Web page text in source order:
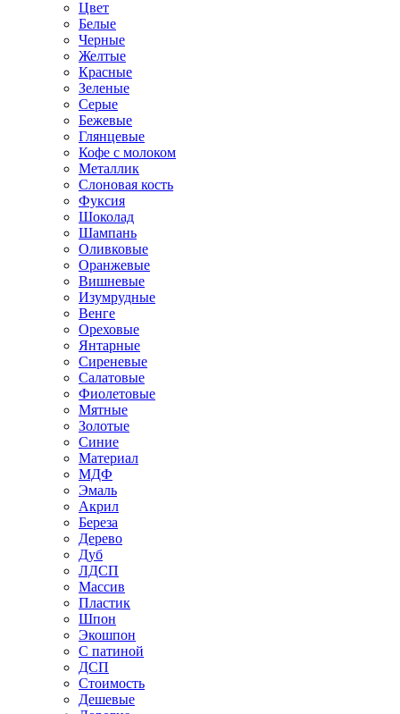
Цвет
Белые
Черные
Желтые
Красные
Зеленые
Серые
Бежевые
Глянцевые
Кофе с молоком
Металлик
Слоновая кость
Фуксия
Шоколад
Шампань
Оливковые
Оранжевые
Вишневые
Изумрудные
Венге
Ореховые
Янтарные
Сиреневые
Салатовые
Фиолетовые
Мятные
Золотые
Синие
Материал
МДФ
Эмаль
Акрил
Береза
Дерево
Дуб
ЛДСП
Массив
Пластик
Шпон
Экошпон
С патиной
ДСП
Стоимость
Дешевые